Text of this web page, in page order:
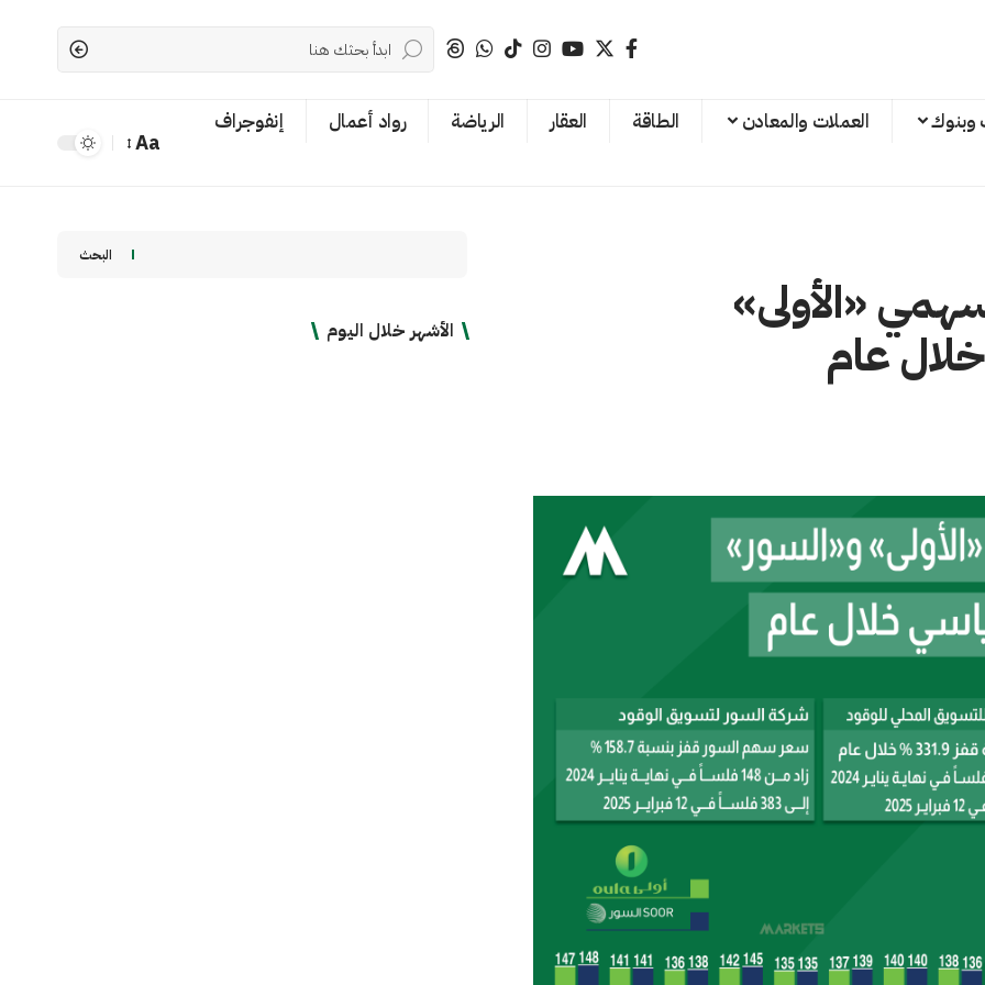
وبنوك العملات والمعادن الطاقة العقار الرياضة رواد أعمال إنفوجراف
Font
Aa
«الأولى»
عام
البحث
الأشهر خلال اليوم